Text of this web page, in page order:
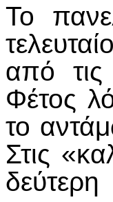
Το
από
Φέτος
το
Στις